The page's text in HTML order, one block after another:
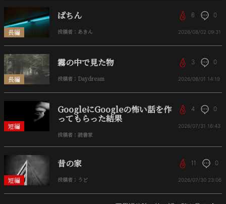
長編
ぱちん
投稿者：あきん
6 0
2026/08/02 09:31
長編
霧の中で見た物
投稿者：Daydream
3 0
2026/08/01 14:19
短編
GoogleにGoogleの怖い話を作
ってもらった結果
投稿者：読書家
4 0
2026/07/31 16:43
短編
昔の家
投稿者：うど
11 0
2026/07/30 23:06